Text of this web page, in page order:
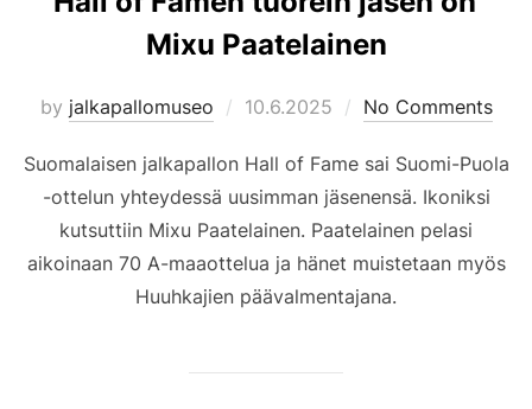
Mixu Paatelainen
by jalkapallomuseo
Posted
10.6.2025 No Comments
Suomalaisen jalkapallon Hall of Fame sai Suomi-Puola
-ottelun yhteydessä uusimman jäsenensä. Ikoniksi
kutsuttiin Mixu Paatelainen. Paatelainen pelasi
aikoinaan 70 A-maaottelua ja hänet muistetaan myös
Huuhkajien päävalmentajana.